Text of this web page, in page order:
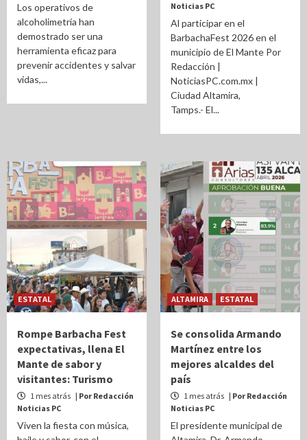
Los operativos de
alcoholimetría han
demostrado ser una
herramienta eficaz para
prevenir accidentes y salvar
vidas,...
Noticias PC
Al participar en el
BarbachaFest 2026 en el
municipio de El Mante Por
Redacción |
NoticiasPC.com.mx |
Ciudad Altamira,
Tamps.- El...
ESTATAL
Rompe Barbacha Fest
expectativas, llena El
Mante de sabor y
visitantes: Turismo
1 mes atrás | Por Redacción
Noticias PC
Viven la fiesta con música,
ALTAMIRA ESTATAL
Se consolida Armando
Martínez entre los
mejores alcaldes del
país
1 mes atrás | Por Redacción
Noticias PC
El presidente municipal de